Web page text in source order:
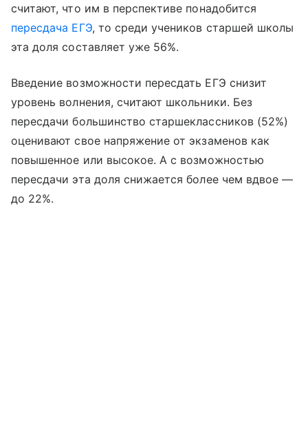
считают, что им в перспективе понадобится
пересдача ЕГЭ, то среди учеников старшей школы
эта доля составляет уже 56%.
Введение возможности пересдать ЕГЭ снизит
уровень волнения, считают школьники. Без
пересдачи большинство старшеклассников (52%)
оценивают свое напряжение от экзаменов как
повышенное или высокое. А с возможностью
пересдачи эта доля снижается более чем вдвое —
до 22%.